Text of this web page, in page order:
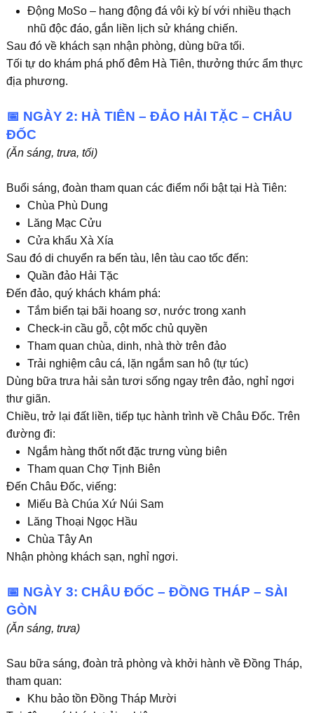
Động MoSo– hang động đá vôi kỳ bí với nhiều thạch
nhũ độc đáo, gắn liền lịch sử kháng chiến.
Sau đó về khách sạn nhận phòng, dùng bữa tối.
Tối tự do khám phá phố đêm Hà Tiên, thưởng thức ẩm thực
địa phương.
📅 NGÀY 2: HÀ TIÊN – ĐẢO HẢI TẶC – CHÂU
ĐỐC
(Ăn sáng, trưa, tối)
Buổi sáng, đoàn tham quan các điểm nổi bật tại Hà Tiên:
Chùa Phù Dung
Lăng Mạc Cửu
Cửa khẩu Xà Xía
Sau đó di chuyển ra bến tàu, lên tàu cao tốc đến:
Quần đảo Hải Tặc
Đến đảo, quý khách khám phá:
Tắm biển tại bãi hoang sơ, nước trong xanh
Check-in cầu gỗ, cột mốc chủ quyền
Tham quan chùa, dinh, nhà thờ trên đảo
Trải nghiệm câu cá, lặn ngắm san hô (tự túc)
Dùng bữa trưa hải sản tươi sống ngay trên đảo, nghỉ ngơi
thư giãn.
Chiều, trở lại đất liền, tiếp tục hành trình về Châu Đốc. Trên
đường đi:
Ngắm hàng thốt nốt đặc trưng vùng biên
Tham quan Chợ Tịnh Biên
Đến Châu Đốc, viếng:
Miếu Bà Chúa Xứ Núi Sam
Lăng Thoại Ngọc Hầu
Chùa Tây An
Nhận phòng khách sạn, nghỉ ngơi.
📅 NGÀY 3: CHÂU ĐỐC – ĐỒNG THÁP – SÀI
GÒN
(Ăn sáng, trưa)
Sau bữa sáng, đoàn trả phòng và khởi hành về Đồng Tháp,
tham quan:
Khu bảo tồn Đồng Tháp Mười